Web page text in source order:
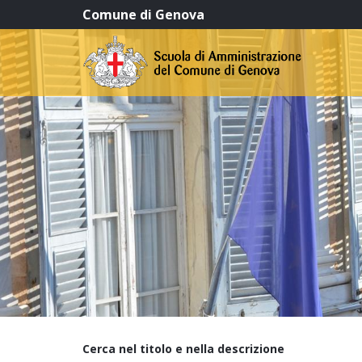
Comune di Genova
Cerca nel titolo e nella descrizione